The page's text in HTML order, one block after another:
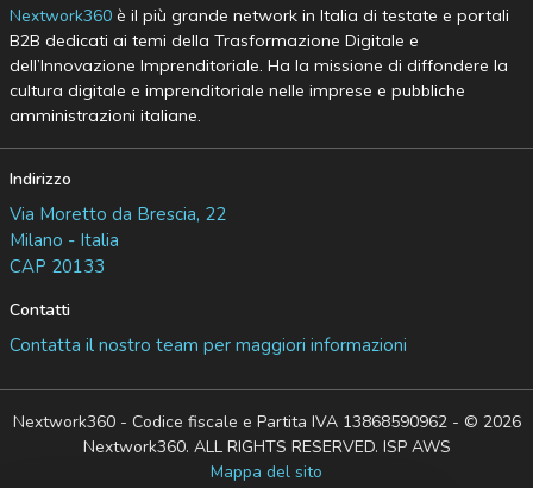
Nextwork360è il più grande network in Italia di testate e portali
B2B dedicati ai temi della Trasformazione Digitale e
dell’Innovazione Imprenditoriale. Ha la missione di diffondere la
cultura digitale e imprenditoriale nelle imprese e pubbliche
amministrazioni italiane.
Indirizzo
Via Moretto da Brescia, 22
Milano - Italia
CAP 20133
Contatti
Contatta il nostro team per maggiori informazioni
Nextwork360 - Codice fiscale e Partita IVA 13868590962 - © 2026
Nextwork360. ALL RIGHTS RESERVED. ISP AWS
Mappa del sito